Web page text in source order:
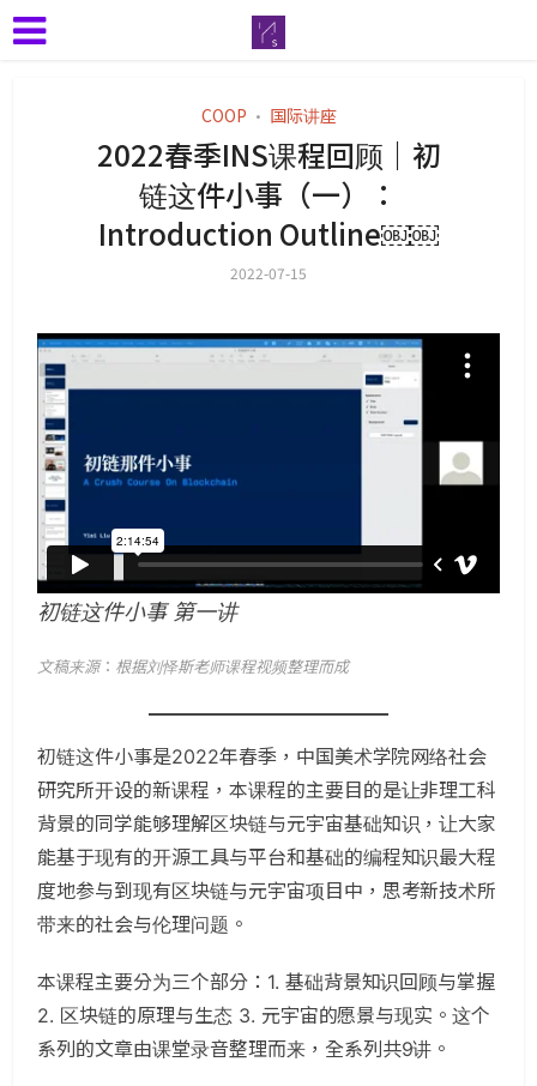
COOP • 国际讲座
2022春季INS课程回顾｜初
链这件小事（一）：
Introduction Outline￼￼
2022-07-15
初链这件小事 第一讲
文稿来源： 根据刘怿斯老师课程视频整理而成
初链这件小事是2022年春季，中国美术学院网络社会
研究所开设的新课程，本课程的主要目的是让非理工科
背景的同学能够理解区块链与元宇宙基础知识，让大家
能基于现有的开源工具与平台和基础的编程知识最大程
度地参与到现有区块链与元宇宙项目中，思考新技术所
带来的社会与伦理问题。
本课程主要分为三个部分：1. 基础背景知识回顾与掌握
2. 区块链的原理与生态 3. 元宇宙的愿景与现实。这个
系列的文章由课堂录音整理而来，全系列共9讲。